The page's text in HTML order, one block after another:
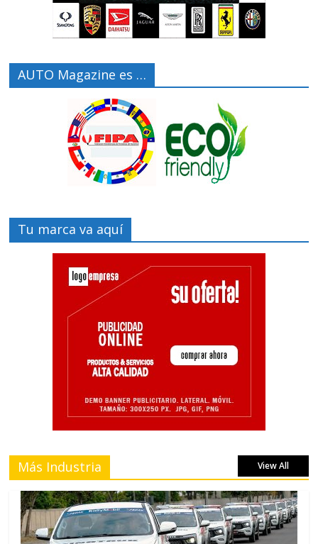
AUTO Magazine es …
Tu marca va aquí
Más Industria View All